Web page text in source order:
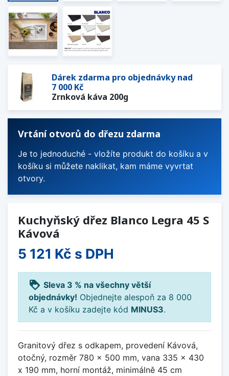
Dárek zdarma pro objednávky nad
7 000 Kč
Zrnková káva 200g
Vrtání otvorů do dřezu zdarma
Je to jednoduché - vložíte produkt do košíku a v
košíku si můžete naklikat, kam máme vyvrtat
otvory.
Kuchyňský dřez Blanco Legra 45 S
Kávová
5 121 Kč s DPH
loyalty Sleva 3 % na všechny větší
objednávky! Objednejte alespoň za 8 000
Kč a v košíku zadejte kód MINUS3.
Granitový dřez s odkapem, provedení Kávová,
otočný, rozměr 780 x 500 mm, vana 335 x 430
x 190 mm, horní montáž, minimálně 45 cm